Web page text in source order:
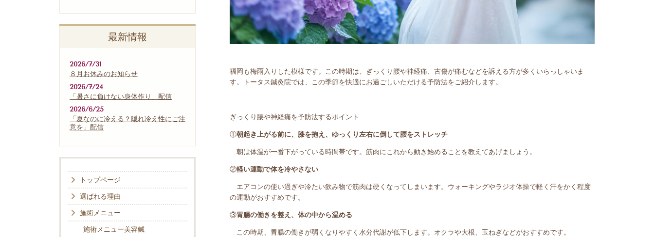
福岡も梅雨入りした模様です。この時期は、ぎっくり腰や神経痛、古傷が痛むなどを訴える方が多くいらっしゃいま
す。トータス鍼灸院では、この季節を快適にお過ごしいただける予防法をご紹介します。
ぎっくり腰や神経痛を予防法するポイント
①朝起き上がる前に、膝を抱え、ゆっくり左右に倒して腰をストレッチ
朝は体温が一番下がっている時間帯です。筋肉にこれから動き始めることを教えてあげましょう。
②軽い運動で体を冷やさない
エアコンの使い過ぎや冷たい飲み物で筋肉は硬くなってしまいます。ウォーキングやラジオ体操で軽く汗をかく程度
の運動がおすすめです。
③胃腸の働きを整え、体の中から温める
この時期、胃腸の働きが弱くなりやすく水分代謝が低下します。オクラや大根、玉ねぎなどがおすすめです。
最新情報
2026/7/31
８月お休みのお知らせ
2026/7/24
「暑さに負けない身体作り」配信
2026/6/25
「夏なのに冷える？隠れ冷え性にご注
意を」配信
トップページ
選ばれる理由
施術メニュー
施術メニュー美容鍼